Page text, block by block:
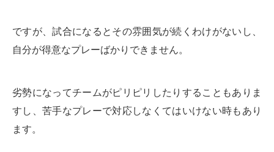
ですが、試合になるとその雰囲気が続くわけがないし、
自分が得意なプレーばかりできません。
劣勢になってチームがピリピリしたりすることもありま
すし、苦手なプレーで対応しなくてはいけない時もあり
ます。